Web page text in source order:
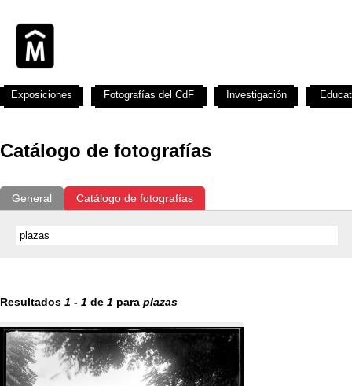
Catálogo de fotografías
General Catálogo de fotografías
Resultados 1 - 1 de 1 para plazas
Exposiciones Fotografías del CdF Investigación